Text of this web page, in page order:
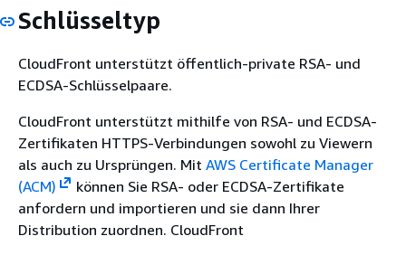
Schlüsseltyp
CloudFront unterstützt öffentlich-private RSA- und
ECDSA-Schlüsselpaare.
CloudFront unterstützt mithilfe von RSA- und ECDSA-
Zertifikaten HTTPS-Verbindungen sowohl zu Viewern
als auch zu Ursprüngen. Mit AWS Certificate Manager
(ACM)
können Sie RSA- oder ECDSA-Zertifikate
anfordern und importieren und sie dann Ihrer
Distribution zuordnen. CloudFront